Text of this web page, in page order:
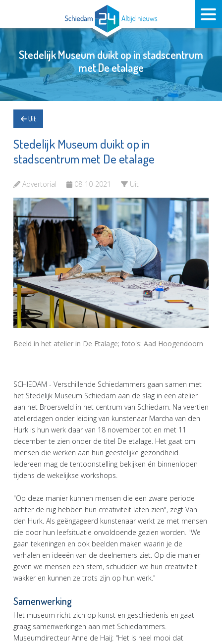
Stedelijk Museum duikt op in stadscentrum
met De etalage
Uit
Stedelijk Museum duikt op in
stadscentrum met De etalage
Advertorial 08-10-2021 Uit
Beeld in het atelier in De Etalage; foto's: Aad Hoogendoorn
SCHIEDAM - Verschillende Schiedammers gaan samen met
het Stedelijk Museum Schiedam aan de slag in een atelier
aan het Broersveld in het centrum van Schiedam. Na veertien
atelierdagen onder leiding van kunstenaar Marcha van den
Hurk is hun werk daar van 18 november tot en met 11
december te zien onder de titel De etalage. Het gaat om
mensen die werken aan hun geestelijke gezondheid.
Iedereen mag de tentoonstelling bekijken én binnenlopen
tijdens de wekelijkse workshops.
"Op deze manier kunnen mensen die een zware periode
achter de rug hebben hun creativiteit laten zien", zegt Van
den Hurk. Als geëngageerd kunstenaar werkt ze met mensen
die door hun leefsituatie onvoldoende gezien worden. "We
gaan tekeningen en ook beelden maken waarin je de
verhalen en ideeën van de deelnemers ziet. Op die manier
geven we mensen een stem, schudden we hun creativiteit
wakker en kunnen ze trots zijn op hun werk."
Samenwerking
Het museum richt zich op kunst en geschiedenis en gaat
graag samenwerkingen aan met Schiedammers.
Museumdirecteur Anne de Haij: "Het is heel mooi dat